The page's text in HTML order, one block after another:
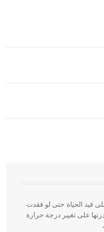
الهندسية التي ارتبطت
ومصر خاصة، حيث يحرص
الواجهات
قيد الحياة حتى لو فقدت
على تغيير درجة حرارة